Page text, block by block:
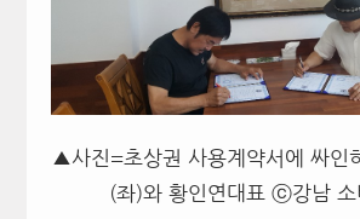
▲사진=초상권 사용계약서에 싸인
(좌)와 황인연대표 ⓒ강남 소